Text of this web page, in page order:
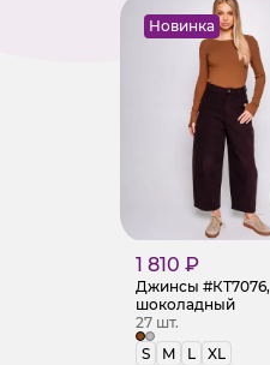
Новинка
1 810 ₽
Джинсы #КТ7076,
шоколадный
27 шт.
S
M L XL